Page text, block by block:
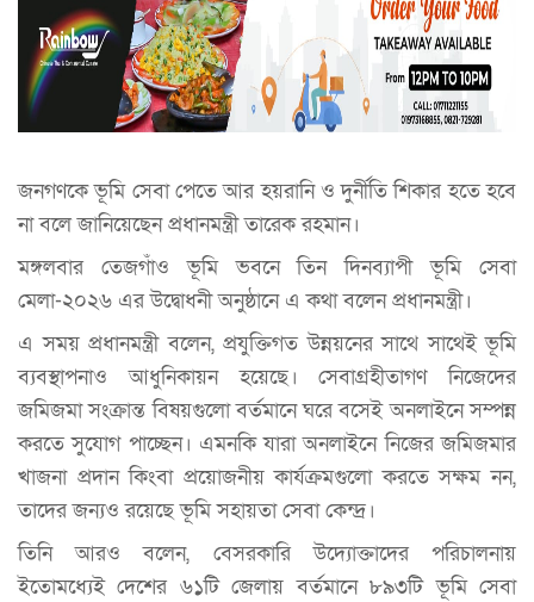
জনগণকে ভূমি সেবা পেতে আর হয়রানি ও দুর্নীতি শিকার হতে হবে
না বলে জানিয়েছেন প্রধানমন্ত্রী তারেক রহমান।
মঙ্গলবার তেজগাঁও ভূমি ভবনে তিন দিনব্যাপী ভূমি সেবা
মেলা-২০২৬ এর উদ্বোধনী অনুষ্ঠানে এ কথা বলেন প্রধানমন্ত্রী।
এ সময় প্রধানমন্ত্রী বলেন, প্রযুক্তিগত উন্নয়নের সাথে সাথেই ভূমি
ব্যবস্থাপনাও আধুনিকায়ন হয়েছে। সেবাগ্রহীতাগণ নিজেদের
জমিজমা সংক্রান্ত বিষয়গুলো বর্তমানে ঘরে বসেই অনলাইনে সম্পন্ন
করতে সুযোগ পাচ্ছেন। এমনকি যারা অনলাইনে নিজের জমিজমার
খাজনা প্রদান কিংবা প্রয়োজনীয় কার্যক্রমগুলো করতে সক্ষম নন,
তাদের জন্যও রয়েছে ভূমি সহায়তা সেবা কেন্দ্র।
তিনি আরও বলেন, বেসরকারি উদ্যোক্তাদের পরিচালনায়
ইতোমধ্যেই দেশের ৬১টি জেলায় বর্তমানে ৮৯৩টি ভূমি সেবা